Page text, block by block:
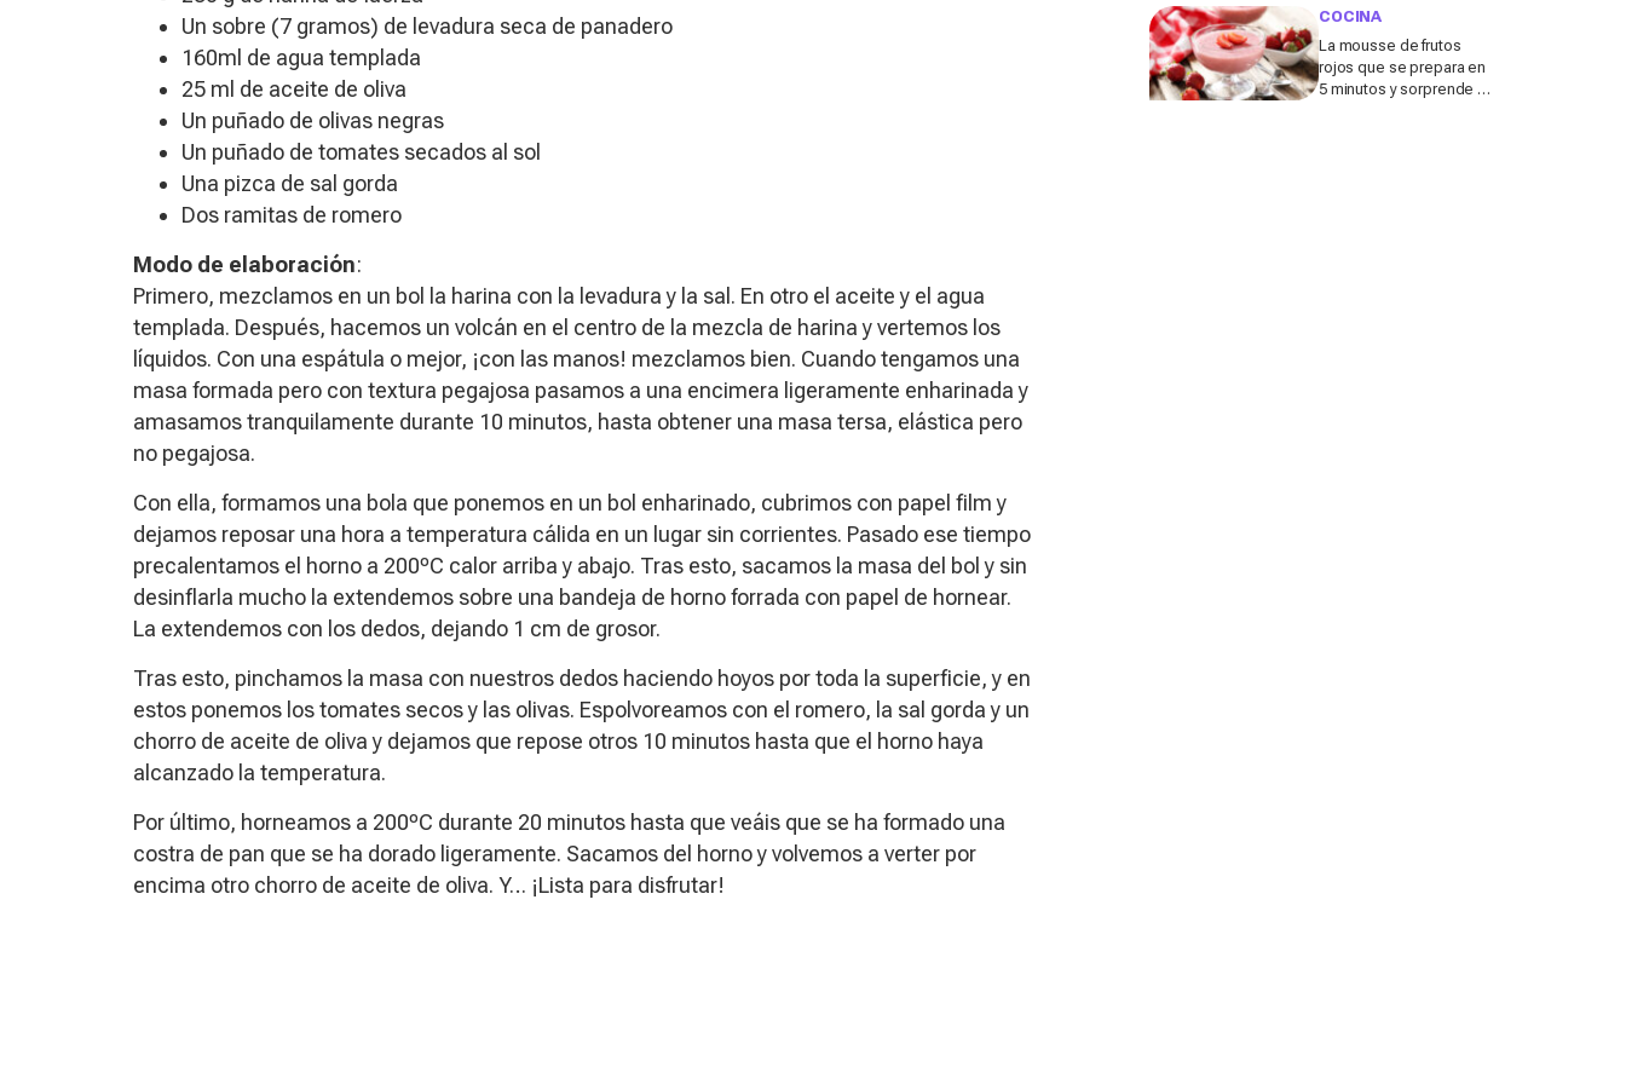
Un sobre (7 gramos) de levadura seca de panadero
160ml de agua templada
25 ml de aceite de oliva
Un puñado de olivas negras
Un puñado de tomates secados al sol
Una pizca de sal gorda
Dos ramitas de romero
Modo de elaboración:
Primero, mezclamos en un bol la harina con la levadura y la sal. En otro el aceite y el agua
templada. Después, hacemos un volcán en el centro de la mezcla de harina y vertemos los
líquidos. Con una espátula o mejor, ¡con las manos! mezclamos bien. Cuando tengamos una
masa formada pero con textura pegajosa pasamos a una encimera ligeramente enharinada y
amasamos tranquilamente durante 10 minutos, hasta obtener una masa tersa, elástica pero
no pegajosa.
Con ella, formamos una bola que ponemos en un bol enharinado, cubrimos con papel film y
dejamos reposar una hora a temperatura cálida en un lugar sin corrientes. Pasado ese tiempo
precalentamos el horno a 200ºC calor arriba y abajo. Tras esto, sacamos la masa del bol y sin
desinflarla mucho la extendemos sobre una bandeja de horno forrada con papel de hornear.
La extendemos con los dedos, dejando 1 cm de grosor.
Tras esto, pinchamos la masa con nuestros dedos haciendo hoyos por toda la superficie, y en
estos ponemos los tomates secos y las olivas. Espolvoreamos con el romero, la sal gorda y un
chorro de aceite de oliva y dejamos que repose otros 10 minutos hasta que el horno haya
alcanzado la temperatura.
Por último, horneamos a 200ºC durante 20 minutos hasta que veáis que se ha formado una
costra de pan que se ha dorado ligeramente. Sacamos del horno y volvemos a verter por
encima otro chorro de aceite de oliva. Y… ¡Lista para disfrutar!
dormir mejor durante las
COCINA
La mousse de frutos
rojos que se prepara en
5 minutos y sorprende a